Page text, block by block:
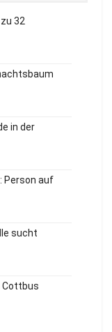
32
in der
Person auf
sucht
Cottbus